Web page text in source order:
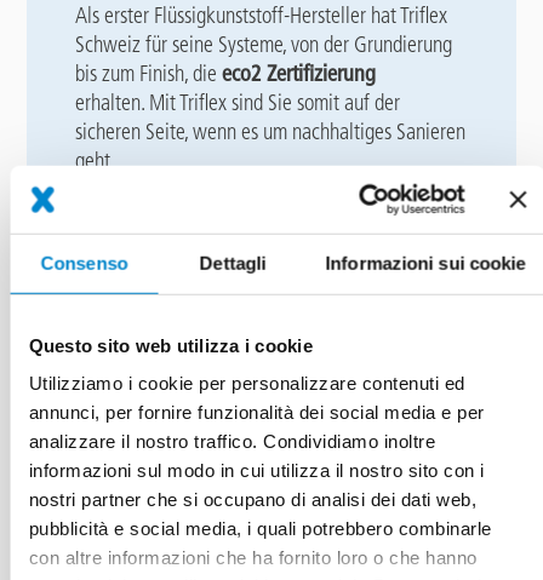
Consenso Dettagli Informazioni sui cookie
Questo sito web utilizza i cookie
Utilizziamo i cookie per personalizzare contenuti ed
annunci, per fornire funzionalità dei social media e per
analizzare il nostro traffico. Condividiamo inoltre
informazioni sul modo in cui utilizza il nostro sito con i
nostri partner che si occupano di analisi dei dati web,
pubblicità e social media, i quali potrebbero combinarle
con altre informazioni che ha fornito loro o che hanno
Als erster Flüssigkunststoff-Hersteller hat Triflex
Schweiz für seine Systeme, von der Grundierung
bis zum Finish, dieeco2 Zertifizierung
erhalten. Mit Triflex sind Sie somit auf der
sicheren Seite, wenn es um nachhaltiges Sanieren
geht.
Triflex Systeme dichten Flachdächer, Anschlüsse,
Balkone/Terrassen sowie Parkhäuser und
Tiefgaragen dauerhaft ab und erfüllen höchste
Anforderungen an Sicherheit, Wirtschaftlichkeit
«eco-bau», ein Verein von Bauämtern von Bund,
Kantonen und Städten, überprüft den
Umwelteinfluss von Baumaterialien über den
gesamten Lebenszyklus – von der Produktion bis
hin zum Produktlebensende. Mit seinemeco-
Labelsind Baustoffe ausgezeichnet, die
Minergie-(A-/P-)Eco-kompatibelsind und
bestimmten ökologischen und gesundheitlichen